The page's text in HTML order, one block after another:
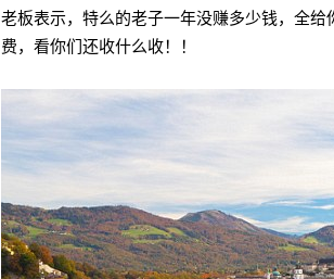
老板表示，特么的老子一年没赚多少钱，全
费，看你们还收什么收！！